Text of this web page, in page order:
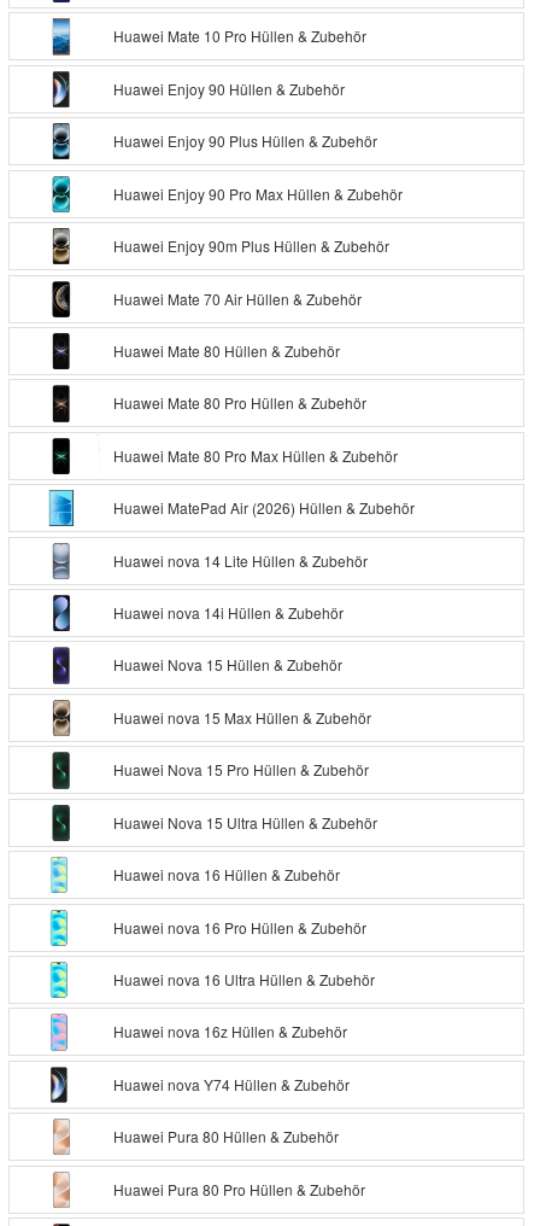
Huawei Mate 10 Pro Hüllen & Zubehör
Huawei Enjoy 90 Hüllen & Zubehör
Huawei Enjoy 90 Plus Hüllen & Zubehör
Huawei Enjoy 90 Pro Max Hüllen & Zubehör
Huawei Enjoy 90m Plus Hüllen & Zubehör
Huawei Mate 70 Air Hüllen & Zubehör
Huawei Mate 80 Hüllen & Zubehör
Huawei Mate 80 Pro Hüllen & Zubehör
Huawei Mate 80 Pro Max Hüllen & Zubehör
Huawei MatePad Air (2026) Hüllen & Zubehör
Huawei nova 14 Lite Hüllen & Zubehör
Huawei nova 14i Hüllen & Zubehör
Huawei Nova 15 Hüllen & Zubehör
Huawei nova 15 Max Hüllen & Zubehör
Huawei Nova 15 Pro Hüllen & Zubehör
Huawei Nova 15 Ultra Hüllen & Zubehör
Huawei nova 16 Hüllen & Zubehör
Huawei nova 16 Pro Hüllen & Zubehör
Huawei nova 16 Ultra Hüllen & Zubehör
Huawei nova 16z Hüllen & Zubehör
Huawei nova Y74 Hüllen & Zubehör
Huawei Pura 80 Hüllen & Zubehör
Huawei Pura 80 Pro Hüllen & Zubehör